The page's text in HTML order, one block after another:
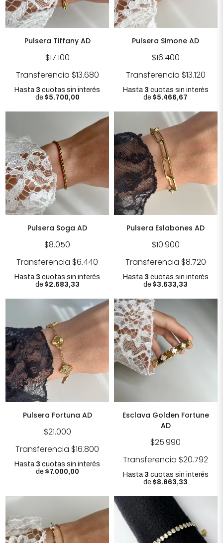
Pulsera Tiffany AD
$17.100
Transferencia $13.680
Hasta 3 cuotas sin interés
de $5.700,00
Pulsera Simone AD
$16.400
Transferencia $13.120
Hasta 3 cuotas sin interés
de$5.466,67
Pulsera Soga AD
$8.050
Transferencia $6.440
Hasta 3 cuotas sin interés
de $2.683,33
Pulsera Eslabones AD
$10.900
Transferencia $8.720
Hasta 3 cuotas sin interés
de$3.633,33
Pulsera Fortuna AD
$21.000
Transferencia $16.800
Hasta 3 cuotas sin interés
de $7.000,00
Esclava Golden Fortune
AD
$25.990
Transferencia $20.792
Hasta 3 cuotas sin interés
de$8.663,33